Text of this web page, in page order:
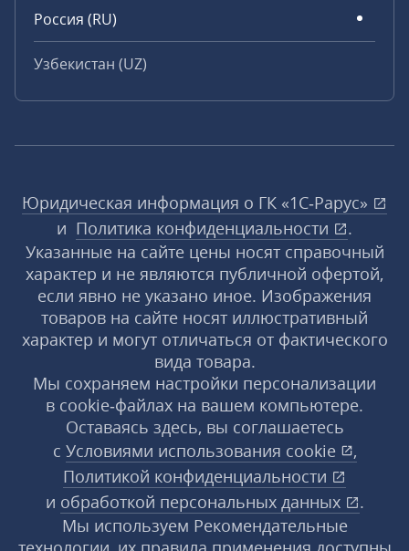
Россия (RU)
Узбекистан (UZ)
Юридическая информация о ГК «1С‑Рарус»
и Политика конфиденциальности
.
Указанные на сайте цены носят справочный
характер и не являются публичной офертой,
если явно не указано иное. Изображения
товаров на сайте носят иллюстративный
характер и могут отличаться от фактического
вида товара.
Мы сохраняем настройки персонализации
в cookie‑файлах на вашем компьютере.
Оставаясь здесь, вы соглашаетесь
с Условиями использования cookie
,
Политикой конфиденциальности
и обработкой персональных данных
.
Мы используем Рекомендательные